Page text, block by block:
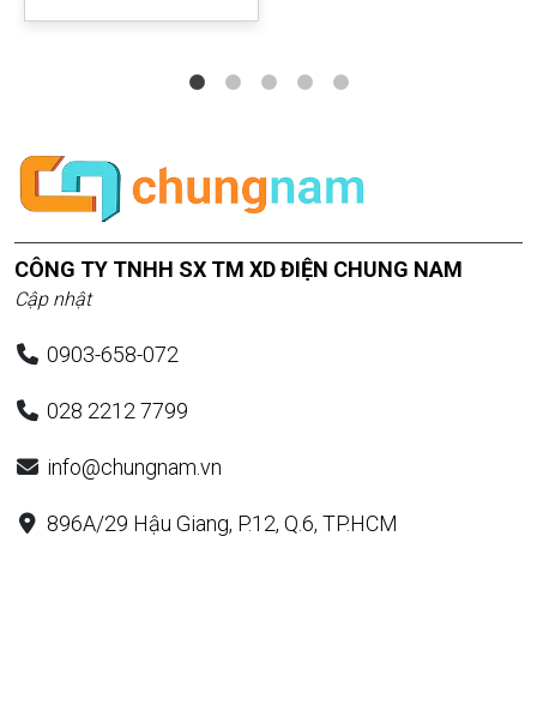
CÔNG TY TNHH SX TM XD ĐIỆN CHUNG NAM
Cập nhật
0903-658-072
028 2212 7799
info@chungnam.vn
896A/29 Hậu Giang, P.12, Q.6, TP.HCM